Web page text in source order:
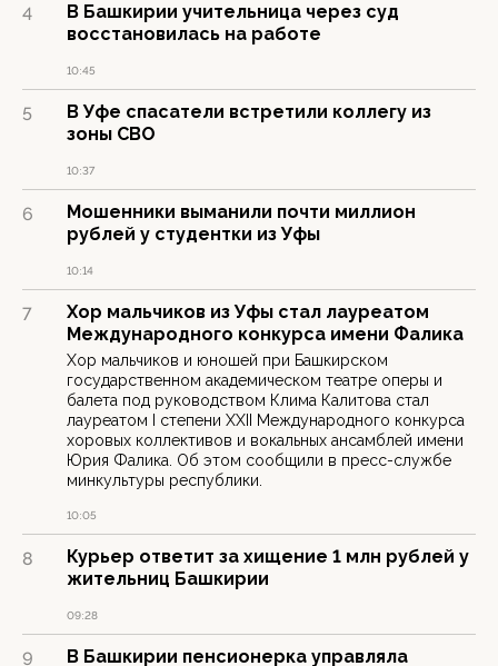
4
В Башкирии учительница через суд
восстановилась на работе
10:45
5
В Уфе спасатели встретили коллегу из
зоны СВО
10:37
6
Мошенники выманили почти миллион
рублей у студентки из Уфы
10:14
7
Хор мальчиков из Уфы стал лауреатом
Международного конкурса имени Фалика
Хор мальчиков и юношей при Башкирском
государственном академическом театре оперы и
балета под руководством Клима Калитова стал
лауреатом I степени XXII Международного конкурса
хоровых коллективов и вокальных ансамблей имени
Юрия Фалика. Об этом сообщили в пресс-службе
минкультуры республики.
10:05
8
Курьер ответит за хищение 1 млн рублей у
жительниц Башкирии
09:28
9 В Башкирии пенсионерка управляла